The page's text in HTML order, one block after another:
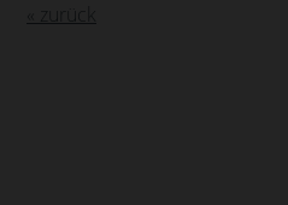
« zurück